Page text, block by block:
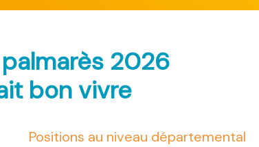
2026
bon vivre
Positions au niveau départemental